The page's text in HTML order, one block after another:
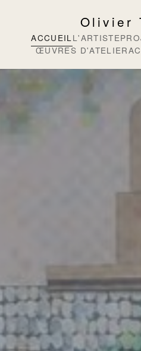
Olivier
ACCUEILL'ARTISTE
ŒUVRES D'ATELIER